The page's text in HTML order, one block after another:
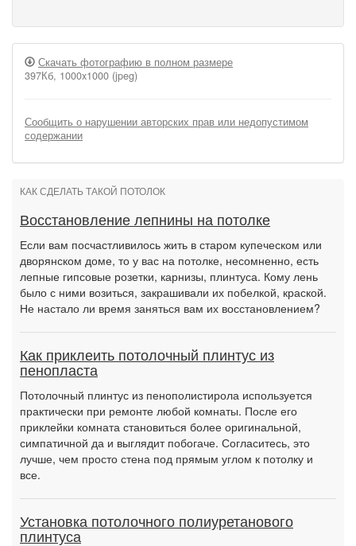
Скачать фотографию в полном размере
397Кб, 1000x1000 (jpeg)
Сообщить о нарушении авторских прав или недопустимом
содержании
КАК СДЕЛАТЬ ТАКОЙ ПОТОЛОК
Восстановление лепнины на потолке
Если вам посчастливилось жить в старом купеческом или
дворянском доме, то у вас на потолке, несомненно, есть
лепные гипсовые розетки, карнизы, плинтуса. Кому лень
было с ними возиться, закрашивали их побелкой, краской.
Не настало ли время заняться вам их восстановлением?
Как приклеить потолочный плинтус из
пенопласта
Потолочный плинтус из пенополистирола используется
практически при ремонте любой комнаты. После его
приклейки комната становиться более оригинальной,
симпатичной да и выглядит побогаче. Согласитесь, это
лучше, чем просто стена под прямым углом к потолку и
все.
Установка потолочного полиуретанового
плинтуса